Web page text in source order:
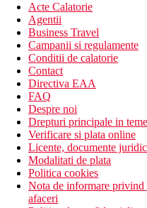
Vila cu piscina:
Vila cu piscina,
Vila cu piscina,
Vila cu piscina:
DVD player
Descrierea hotelului
Hotelul dispune de:
lobby cu receptie
152 de camere
3 restaurante
3 baruri
crama
centru de afaceri
piscina exterioara
Acte Calatorie
Agentii
Business Travel
Campanii si regulamente
Conditii de calatorie
Contact
Directiva EAA
FAQ
Despre noi
Drepturi principale in
Verificare si plata online
Licente, documente
Modalitati de plata
Politica cookies
Nota de informare privind
afaceri